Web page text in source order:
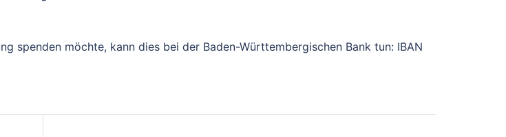
spenden möchte, kann dies bei der Baden-Württembergischen Bank tun: IBAN